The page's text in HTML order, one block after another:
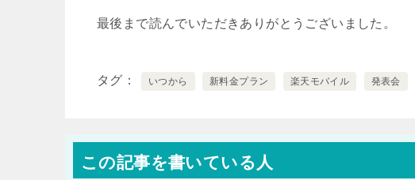
最後まで読んでいただきありがとうございました。
タグ いつから 新料金プラン 楽天モバイル 発表会
この記事を書いている人